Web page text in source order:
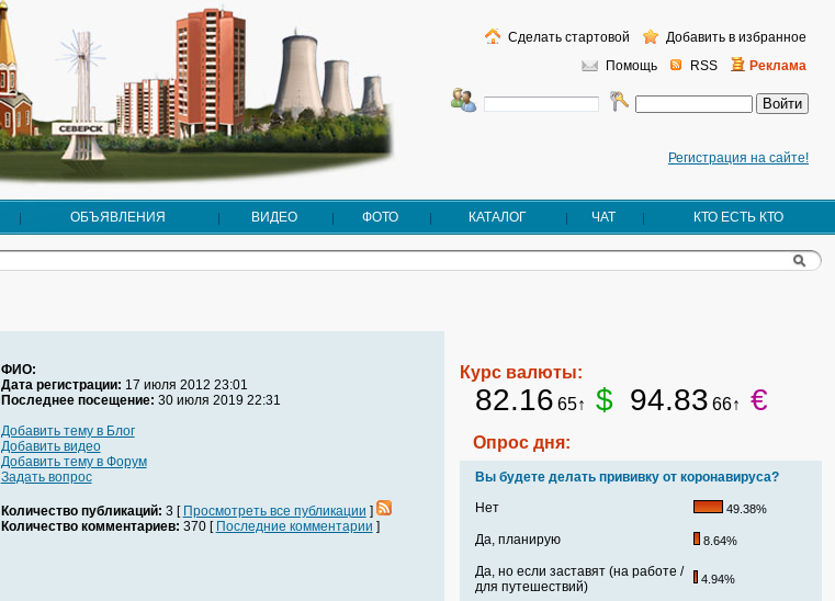
Регистрация на сайте!
Помощь RSS Реклама
Сделать стартовой Добавить в избранное
ОБЪЯВЛЕНИЯ ВИДЕО ФОТО КАТАЛОГ ЧАТ КТО ЕСТЬ КТО
ФИО:
Дата регистрации: 17 июля 2012 23:01
Последнее посещение: 30 июля 2019 22:31
Добавить тему в Блог
Добавить видео
Добавить тему в Форум
Задать вопрос
Количество публикаций: 3 [ Просмотреть все публикации ]
Количество комментариев: 370 [ Последние комментарии ]
Курс валюты:
82.16 65↑ $ 94.83 66↑ €
Опрос дня:
Вы будете делать прививку от коронавируса?
Нет
49.38%
Да, планирую 8.64%
Да, но если заставят (на работе /
для путешествий)
4.94%